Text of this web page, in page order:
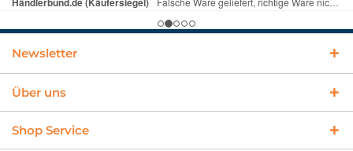
Newsletter
Über uns
Shop Service